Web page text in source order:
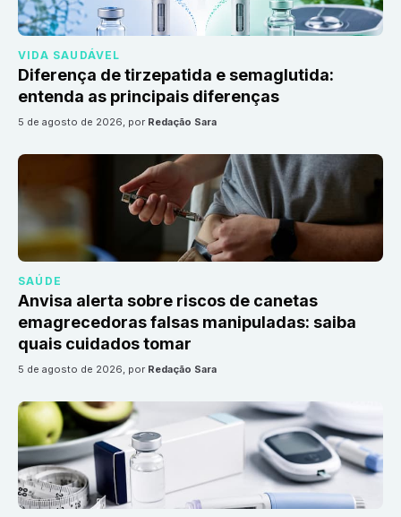
VIDA SAUDÁVEL
Diferença de tirzepatida e semaglutida:
entenda as principais diferenças
5 de agosto de 2026, por Redação Sara
SAÚDE
Anvisa alerta sobre riscos de canetas
emagrecedoras falsas manipuladas: saiba
quais cuidados tomar
5 de agosto de 2026, por Redação Sara